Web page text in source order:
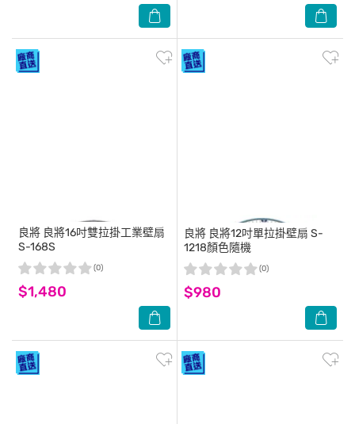
良將 良將16吋雙拉掛工業壁扇
S-168S
$1,480
(0)
良將 良將12吋單拉掛壁扇 S-
1218顏色隨機
$980
(0)